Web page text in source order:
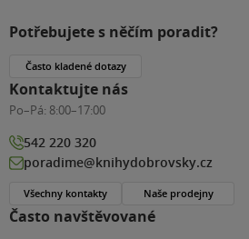
Často navštěvované
Potřebujete s něčím poradit?
Často kladené dotazy
Kontaktujte nás
Po–Pá: 8:00–17:00
542 220 320
poradime@knihydobrovsky.cz
Všechny kontakty Naše prodejny